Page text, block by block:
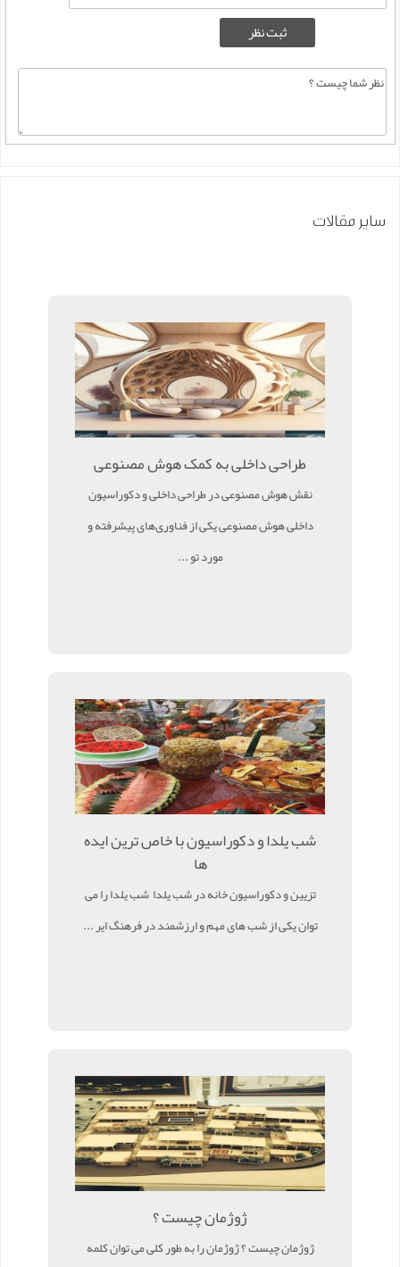
سایر مقالات
طراحی داخلی به کمک هوش مصنوعی
نقش هوش مصنوعی در طراحی داخلی و دکوراسیون
داخلی هوش مصنوعی یکی از فناوری‌های پیشرفته و
مورد تو ...
شب یلدا و دکوراسیون با خاص ترین ایده
ها
تزیین و دکوراسیون خانه در شب یلدا شب یلدا را می
توان یکی از شب های مهم و ارزشمند در فرهنگ ایر ...
ژوژمان چیست ؟
ژوژمان چیست ؟ ژوژمان را به طور کلی می توان کلمه